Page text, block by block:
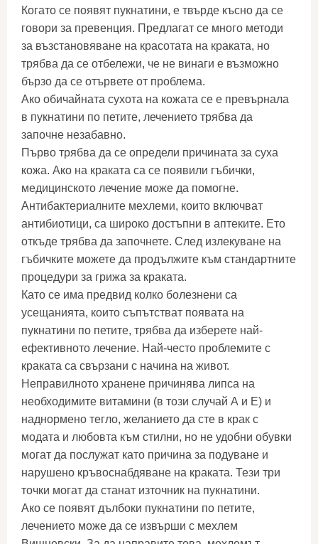
Когато се появят пукнатини, е твърде късно да се
говори за превенция. Предлагат се много методи
за възстановяване на красотата на краката, но
трябва да се отбележи, че не винаги е възможно
бързо да се отървете от проблема.
Ако обичайната сухота на кожата се е превърнала
в пукнатини по петите, лечението трябва да
започне незабавно.
Първо трябва да се определи причината за суха
кожа. Ако на краката са се появили гъбички,
медицинското лечение може да помогне.
Антибактериалните мехлеми, които включват
антибиотици, са широко достъпни в аптеките. Ето
откъде трябва да започнете. След излекуване на
гъбичките можете да продължите към стандартните
процедури за грижа за краката.
Като се има предвид колко болезнени са
усещанията, които съпътстват появата на
пукнатини по петите, трябва да изберете най-
ефективното лечение. Най-често проблемите с
краката са свързани с начина на живот.
Неправилното хранене причинява липса на
необходимите витамини (в този случай А и Е) и
наднормено тегло, желанието да сте в крак с
модата и любовта към стилни, но не удобни обувки
могат да послужат като причина за подуване и
нарушено кръвоснабдяване на краката. Тези три
точки могат да станат източник на пукнатини.
Ако се появят дълбоки пукнатини по петите,
лечението може да се извърши с мехлем